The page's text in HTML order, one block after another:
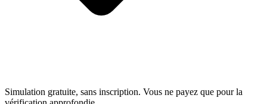
Simulation gratuite, sans inscription. Vous ne payez que pour la